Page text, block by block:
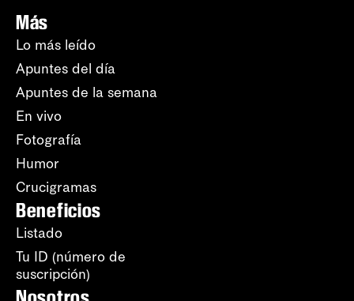
Más
Lo más leído
Apuntes del día
Apuntes de la semana
En vivo
Fotografía
Humor
Crucigramas
Beneficios
Listado
Tu ID (número de
suscripción)